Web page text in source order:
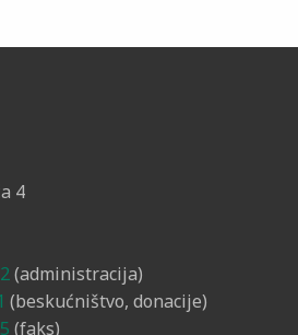
4
(administracija)
(beskućništvo, donacije)
(faks)